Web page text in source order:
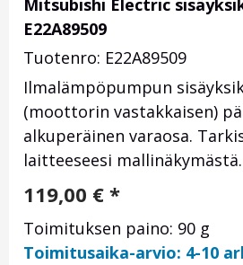
Mitsubishi Electric
E22A89509
Tuotenro: E22A89509
Ilmalämpöpumpun
(moottorin vastakkaisen)
alkuperäinen varaosa.
laitteeseesi mallinäkymästä.
119,00 € *
Toimituksen paino: 90 g
Toimitusaika-arvio: 4-10